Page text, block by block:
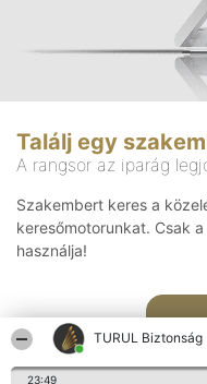
TURUL Biztonság
23:49
Találj egy
A rangsor az iparág
Szakembert keres a
keresőmotorunkat. Csak
használja!